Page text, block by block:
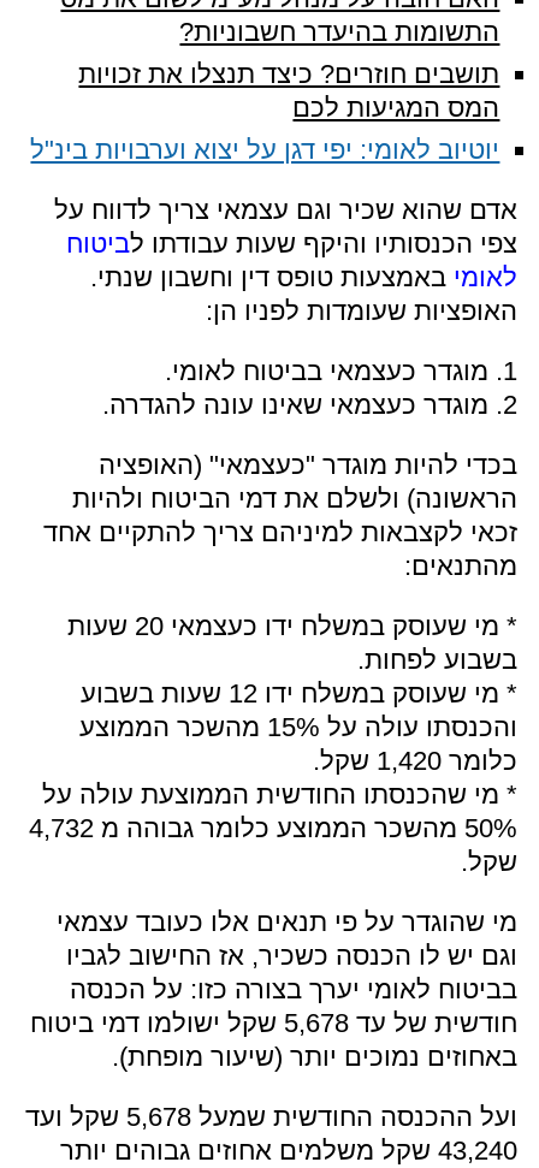
התשומות בהיעדר חשבוניות?
תושבים חוזרים? כיצד תנצלו את זכויות
המס המגיעות לכם
יוטיוב לאומי: יפי דגן על יצוא וערבויות בינ"ל
אדם שהוא שכיר וגם עצמאי צריך לדווח על
צפי הכנסותיו והיקף שעות עבודתו לביטוח
לאומי באמצעות טופס דין וחשבון שנתי.
האופציות שעומדות לפניו הן:
1. מוגדר כעצמאי בביטוח לאומי.
2. מוגדר כעצמאי שאינו עונה להגדרה.
בכדי להיות מוגדר "כעצמאי" (האופציה
הראשונה) ולשלם את דמי הביטוח ולהיות
זכאי לקצבאות למיניהם צריך להתקיים אחד
מהתנאים:
* מי שעוסק במשלח ידו כעצמאי 20 שעות
בשבוע לפחות.
* מי שעוסק במשלח ידו 12 שעות בשבוע
והכנסתו עולה על 15% מהשכר הממוצע
כלומר 1,420 שקל.
* מי שהכנסתו החודשית הממוצעת עולה על
50% מהשכר הממוצע כלומר גבוהה מ 4,732
שקל.
מי שהוגדר על פי תנאים אלו כעובד עצמאי
וגם יש לו הכנסה כשכיר, אז החישוב לגביו
בביטוח לאומי יערך בצורה כזו: על הכנסה
חודשית של עד 5,678 שקל ישולמו דמי ביטוח
באחוזים נמוכים יותר (שיעור מופחת).
ועל ההכנסה החודשית שמעל 5,678 שקל ועד
43,240 שקל משלמים אחוזים גבוהים יותר